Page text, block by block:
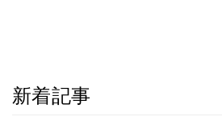
新着記事